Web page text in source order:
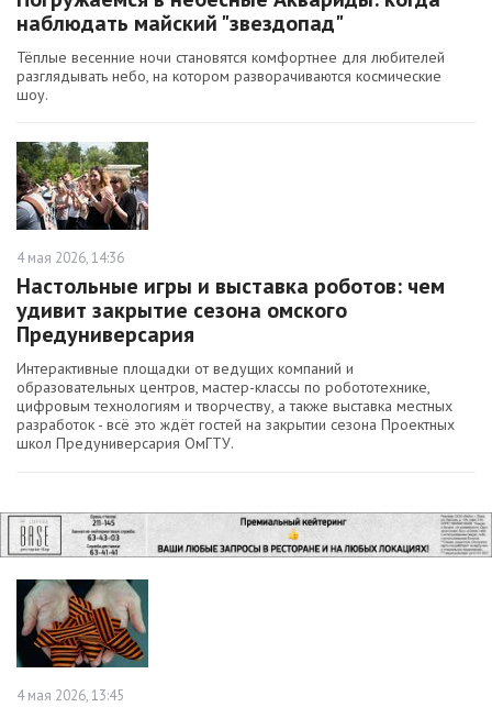
наблюдать майский "звездопад"
Тёплые весенние ночи становятся комфортнее для любителей
разглядывать небо, на котором разворачиваются космические
шоу.
4 мая 2026, 14:36
Настольные игры и выставка роботов: чем
удивит закрытие сезона омского
Предуниверсария
Интерактивные площадки от ведущих компаний и
образовательных центров, мастер-классы по робототехнике,
цифровым технологиям и творчеству, а также выставка местных
разработок - всё это ждёт гостей на закрытии сезона Проектных
школ Предуниверсария ОмГТУ.
4 мая 2026, 13:45